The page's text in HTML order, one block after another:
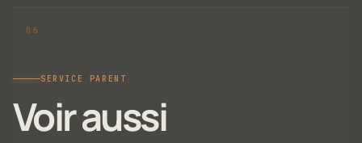
SERVICE PARENT
Voir aussi